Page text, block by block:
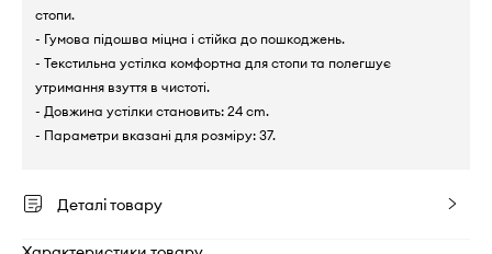
стопи.
- Гумова підошва міцна і стійка до пошкоджень.
- Текстильна устілка комфортна для стопи та полегшує
утримання взуття в чистоті.
- Довжина устілки становить: 24 cm.
- Параметри вказані для розміру: 37.
Деталі товару